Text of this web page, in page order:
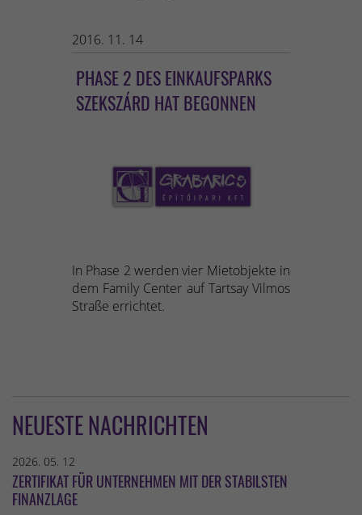
2016. 11. 14
PHASE 2 DES EINKAUFSPARKS
SZEKSZÁRD HAT BEGONNEN
In Phase 2 werden vier Mietobjekte in
dem Family Center auf Tartsay Vilmos
Straße errichtet.
NEUESTE NACHRICHTEN
2026. 05. 12
ZERTIFIKAT FÜR UNTERNEHMEN MIT DER STABILSTEN
FINANZLAGE